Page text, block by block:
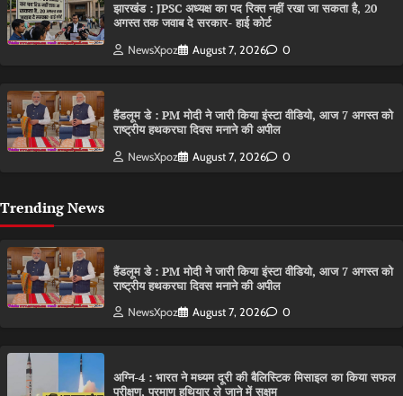
झारखंड : JPSC अध्यक्ष का पद रिक्त नहीं रखा जा सकता है, 20
अगस्त तक जवाब दे सरकार- हाई कोर्ट
NewsXpoz August 7, 2026 0
हैंडलूम डे : PM मोदी ने जारी किया इंस्टा वीडियो, आज 7 अगस्त को
राष्ट्रीय हथकरघा दिवस मनाने की अपील
NewsXpoz August 7, 2026 0
Trending News
हैंडलूम डे : PM मोदी ने जारी किया इंस्टा वीडियो, आज 7 अगस्त को
राष्ट्रीय हथकरघा दिवस मनाने की अपील
NewsXpoz August 7, 2026 0
अग्नि-4 : भारत ने मध्यम दूरी की बैलिस्टिक मिसाइल का किया सफल
परीक्षण, परमाणु हथियार ले जाने में सक्षम